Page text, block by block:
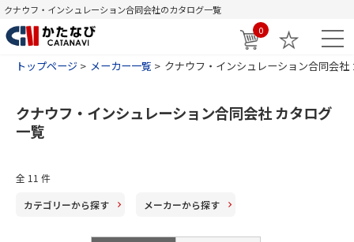
クナウフ・インシュレーション合同会社のカタログ一覧
0
トップページ メーカー一覧 クナウフ・インシュレーション合同会社
クナウフ・インシュレーション合同会社 カタログ
一覧
全 11 件
カテゴリーから探す メーカーから探す